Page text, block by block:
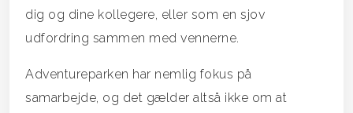
dig og dine kollegere, eller som en sjov
udfordring sammen med vennerne.
Adventureparken har nemlig fokus på
samarbejde, og det gælder altså ikke om at